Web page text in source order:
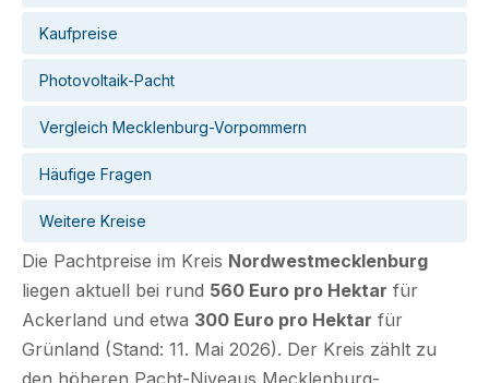
Kaufpreise
Photovoltaik-Pacht
Vergleich Mecklenburg-Vorpommern
Häufige Fragen
Weitere Kreise
Die Pachtpreise im Kreis Nordwestmecklenburg
liegen aktuell bei rund 560 Euro pro Hektar für
Ackerland und etwa 300 Euro pro Hektar für
Grünland (Stand: 11. Mai 2026). Der Kreis zählt zu
den höheren Pacht-Niveaus Mecklenburg-